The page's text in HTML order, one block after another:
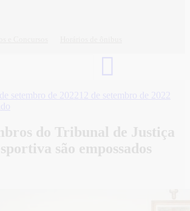
de setembro de 2022
12 de setembro de 2022
do Tribunal de Justiça
são empossados